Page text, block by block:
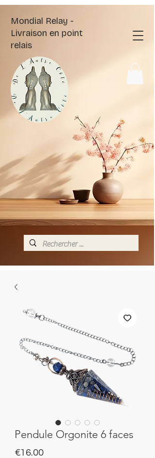
Mondial Relay -
Livraison en point
relais
Pendule Orgonite 6 faces
€16.00Price